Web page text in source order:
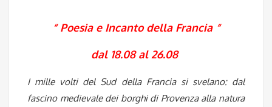
“ Poesia e Incanto della Francia “
dal 18.08 al 26.08
I mille volti del Sud della Francia si svelano: dal
fascino medievale dei borghi di Provenza alla natura